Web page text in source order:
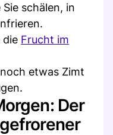
schälen, in
die Frucht im
etwas Zimt
Der